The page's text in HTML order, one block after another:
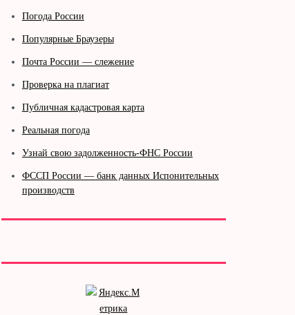
Погода России
Популярные Браузеры
Почта России — слежение
Проверка на плагиат
Публичная кадастровая карта
Реальная погода
Узнай свою задолженность-ФНС России
ФССП России — банк данных Испонительных
производств